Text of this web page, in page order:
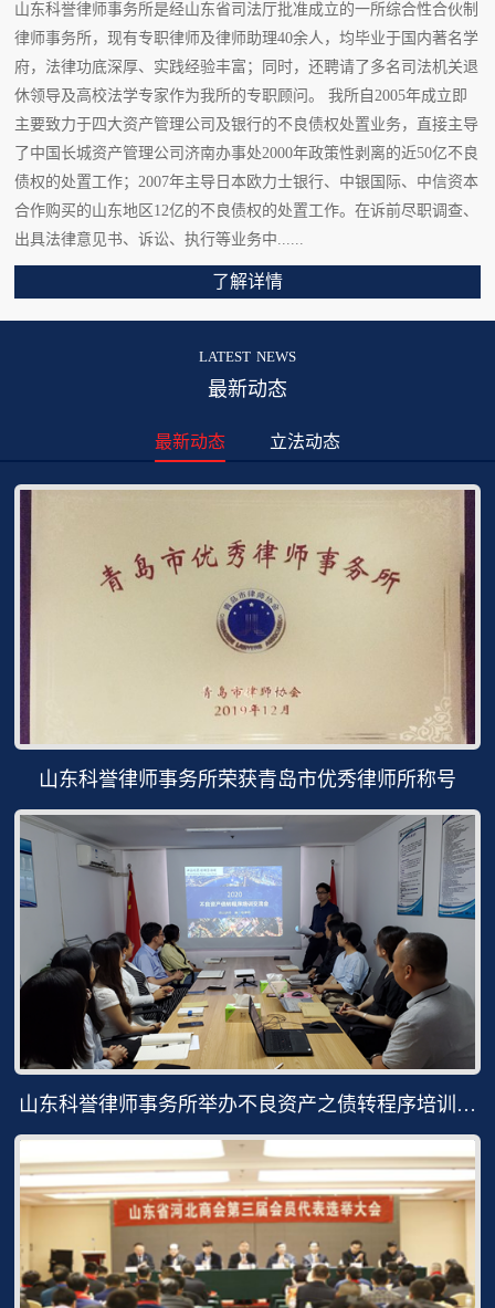
山东科誉律师事务所是经山东省司法厅批准成立的一所综合性合伙制
律师事务所，现有专职律师及律师助理40余人，均毕业于国内著名学
府，法律功底深厚、实践经验丰富；同时，还聘请了多名司法机关退
休领导及高校法学专家作为我所的专职顾问。 我所自2005年成立即
主要致力于四大资产管理公司及银行的不良债权处置业务，直接主导
了中国长城资产管理公司济南办事处2000年政策性剥离的近50亿不良
债权的处置工作；2007年主导日本欧力士银行、中银国际、中信资本
合作购买的山东地区12亿的不良债权的处置工作。在诉前尽职调查、
出具法律意见书、诉讼、执行等业务中......
了解详情
latest news
最新动态
最新动态 立法动态
山东科誉律师事务所荣获青岛市优秀律师所称号
山东科誉律师事务所举办不良资产之债转程序培训分
享会